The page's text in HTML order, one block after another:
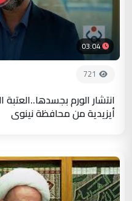
03:04
721
انتشار الورم
أيزيدية من محافظة نينوى